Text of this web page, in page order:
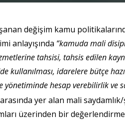
değişim kamu
anlayışında “kamuda mali
tahsisi, tahsis edilen
kullanılması, idarelere bütçe
yönetiminde hesap verebilirlik ve
yer alan mali
üzerinden bir değerlendirme